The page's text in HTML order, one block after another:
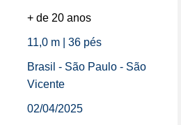
+ de 20 anos
11,0 m | 36 pés
Brasil - São Paulo - São
Vicente
02/04/2025